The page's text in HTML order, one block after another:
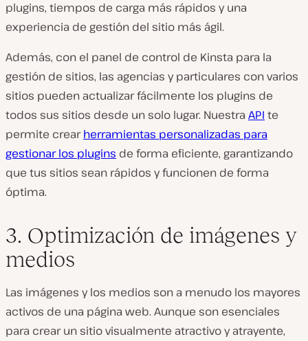
plugins, tiempos de carga más rápidos y una
experiencia de gestión del sitio más ágil.
Además, con el panel de control de Kinsta para la
gestión de sitios, las agencias y particulares con varios
sitios pueden actualizar fácilmente los plugins de
todos sus sitios desde un solo lugar. Nuestra API te
permite crearherramientas personalizadas para
gestionar los plugins de forma eficiente, garantizando
que tus sitios sean rápidos y funcionen de forma
óptima.
3. Optimización de imágenes y
medios
Las imágenes y los medios son a menudo los mayores
activos de una página web. Aunque son esenciales
para crear un sitio visualmente atractivo y atrayente,